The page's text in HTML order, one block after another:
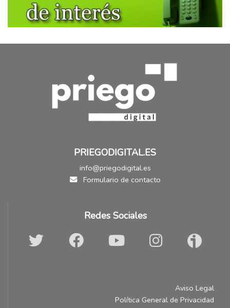
PRIEGODIGITAL.ES
info@priegodigital.es
Formulario de contacto
Redes Sociales
Aviso Legal
Política General de Privacidad